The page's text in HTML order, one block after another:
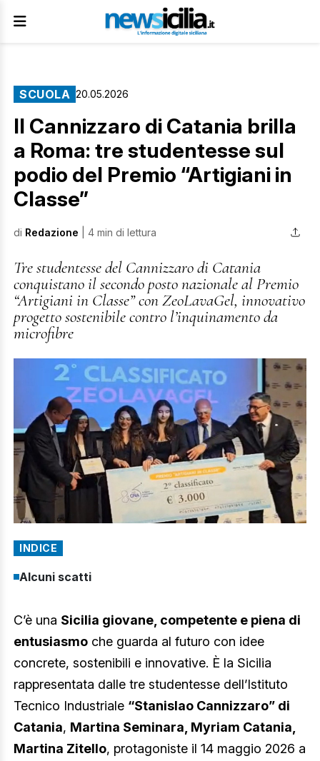
SCUOLA 20.05.2026
Il Cannizzaro di Catania brilla
a Roma: tre studentesse sul
podio del Premio “Artigiani in
Classe”
di Redazione | 4 min di lettura
Tre studentesse del Cannizzaro di Catania
conquistano il secondo posto nazionale al Premio
“Artigiani in Classe” con ZeoLavaGel, innovativo
progetto sostenibile contro l’inquinamento da
microfibre
INDICE
Alcuni scatti
C’è una Sicilia giovane, competente e piena di
entusiasmo che guarda al futuro con idee
concrete, sostenibili e innovative. È la Sicilia
rappresentata dalle tre studentesse dell’Istituto
Tecnico Industriale “Stanislao Cannizzaro” di
Catania, Martina Seminara, Myriam Catania,
Martina Zitello, protagoniste il 14 maggio 2026 a